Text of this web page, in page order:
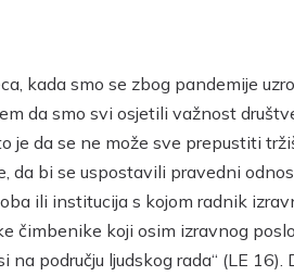
kada smo se zbog pandemije
da smo svi osjetili važnost
je da se ne može sve prepustiti
da bi se uspostavili pravedni
ili institucija s kojom radnik
čimbenike koji osim izravnog
na području ljudskog rada“ (LE